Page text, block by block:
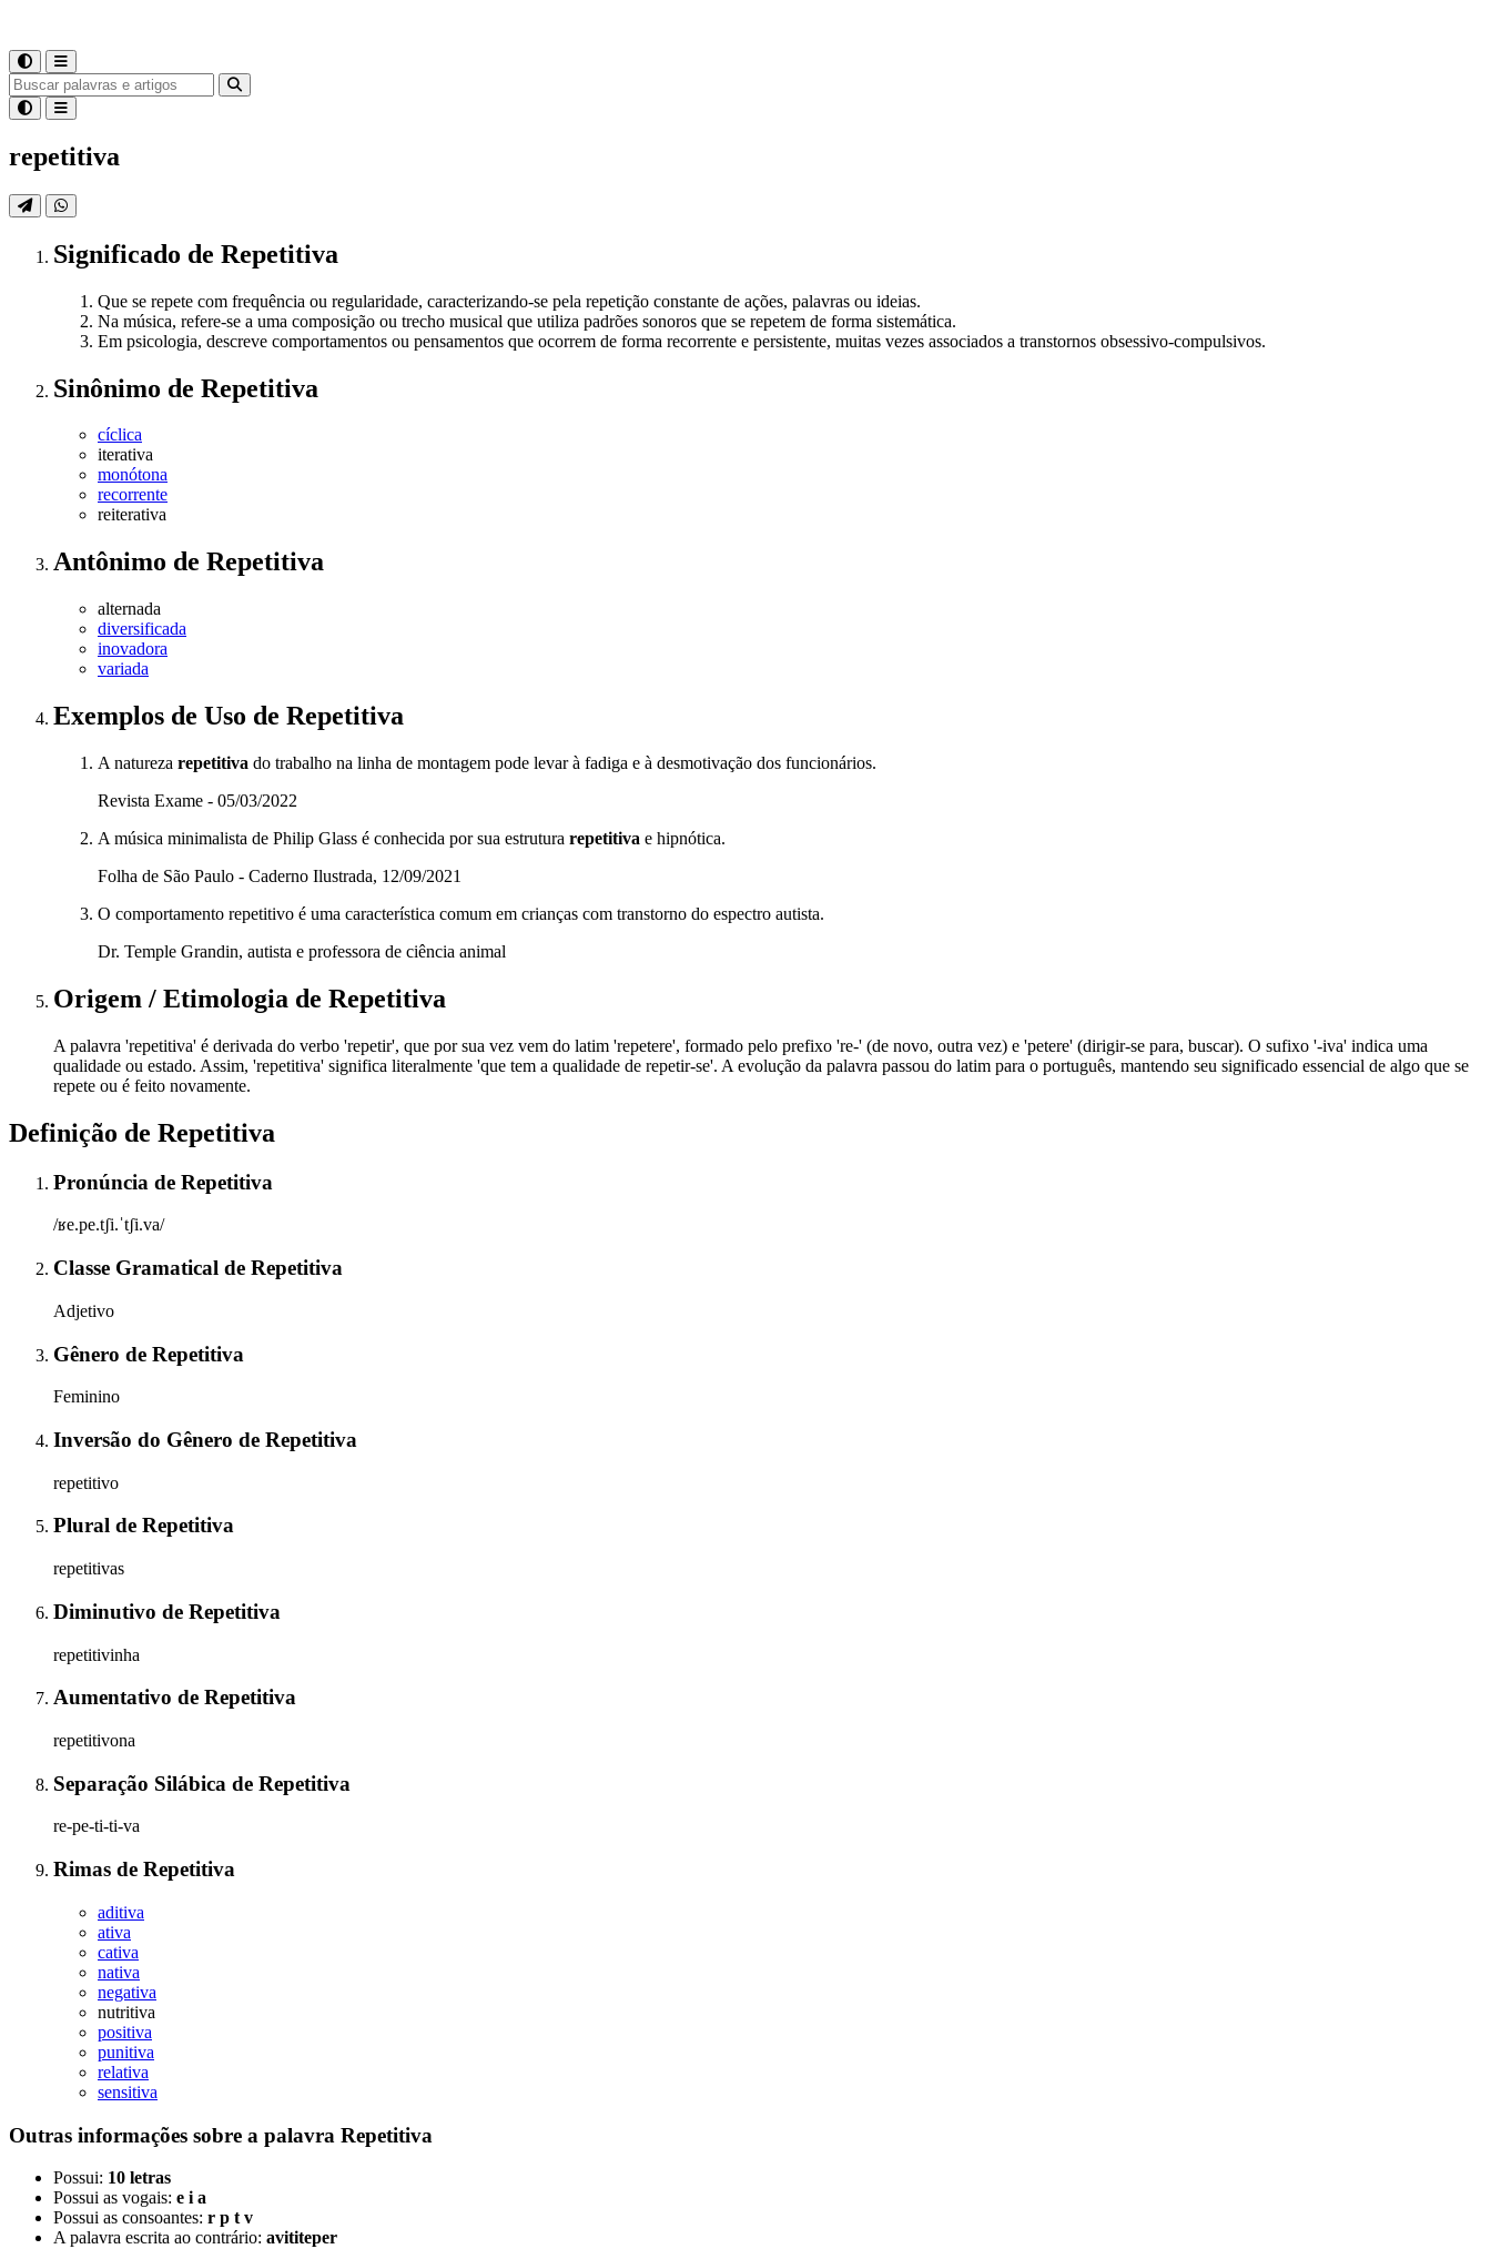
repetitiva
Significado de Repetitiva
Que se repete com frequência ou regularidade, caracterizando-se pela repetição constante de ações, palavras ou ideias.
Na música, refere-se a uma composição ou trecho musical que utiliza padrões sonoros que se repetem de forma sistemática.
Em psicologia, descreve comportamentos ou pensamentos que ocorrem de forma recorrente e persistente, muitas vezes associados a transtornos obsessivo-compulsivos.
Sinônimo de Repetitiva
cíclica
iterativa
monótona
recorrente
reiterativa
Antônimo de Repetitiva
alternada
diversificada
inovadora
variada
Exemplos de Uso de Repetitiva
A natureza repetitiva do trabalho na linha de montagem pode levar à fadiga e à desmotivação dos funcionários.
Revista Exame - 05/03/2022
A música minimalista de Philip Glass é conhecida por sua estrutura repetitiva e hipnótica.
Folha de São Paulo - Caderno Ilustrada, 12/09/2021
O comportamento repetitivo é uma característica comum em crianças com transtorno do espectro autista.
Dr. Temple Grandin, autista e professora de ciência animal
Origem / Etimologia de Repetitiva
A palavra 'repetitiva' é derivada do verbo 'repetir', que por sua vez vem do latim 'repetere', formado pelo prefixo 're-' (de novo, outra vez) e 'petere' (dirigir-se para, buscar). O sufixo '-iva' indica uma
qualidade ou estado. Assim, 'repetitiva' significa literalmente 'que tem a qualidade de repetir-se'. A evolução da palavra passou do latim para o português, mantendo seu significado essencial de algo que se
repete ou é feito novamente.
Definição de Repetitiva
Pronúncia de Repetitiva
/ʁe.pe.tʃi.ˈtʃi.va/
Classe Gramatical de Repetitiva
Adjetivo
Gênero de Repetitiva
Feminino
Inversão do Gênero de Repetitiva
repetitivo
Plural de Repetitiva
repetitivas
Diminutivo de Repetitiva
repetitivinha
Aumentativo de Repetitiva
repetitivona
Separação Silábica de Repetitiva
re-pe-ti-ti-va
Rimas de Repetitiva
aditiva
ativa
cativa
nativa
negativa
nutritiva
positiva
punitiva
relativa
sensitiva
Outras informações sobre a palavra Repetitiva
Possui: 10 letras
Possui as vogais: e i a
Possui as consoantes: r p t v
A palavra escrita ao contrário: avititeper